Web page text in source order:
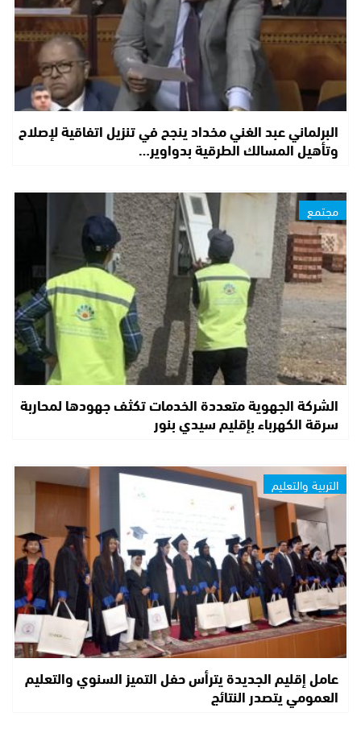
البرلماني عبد الغني مخداد ينجح في تنزيل اتفاقية لإصلاح
وتأهيل المسالك الطرقية بدواوير…
مجتمع
الشركة الجهوية متعددة الخدمات تكثف جهودها لمحاربة
سرقة الكهرباء بإقليم سيدي بنور
التربية والتعليم
عامل إقليم الجديدة يترأس حفل التميز السنوي والتعليم
العمومي يتصدر النتائج